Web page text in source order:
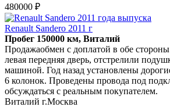
480000 ₽
Renault Sandero 2011 г
Пробег 150000 км, Виталий
Продажаобмен с доплатой в обе
левая передняя дверь, отстрелили
машиной. Год назад установлены
6 колонок. Проведены провода под
обсуждаться с реальным покупателем.
Виталий г.Москва